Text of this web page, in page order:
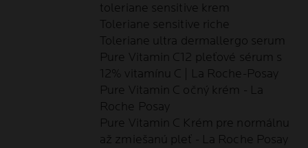
toleriane sensitive krem
Toleriane sensitive riche
Toleriane ultra dermallergo serum
Pure Vitamin C12 pleťové sérum s
12% vitamínu C | La Roche-Posay
Pure Vitamin C očný krém - La
Roche Posay
Pure Vitamin C Krém pre normálnu
až zmiešanú pleť - La Roche Posay